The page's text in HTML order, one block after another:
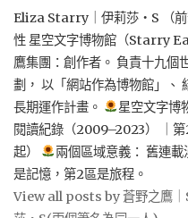
Eliza Starry｜伊莉莎・S （
性 星空文字博物館（Starry
鷹集團：創作者。 負責十九
劃， 以「網站作為博物館」、
長期運作計畫。
星空文字博
閱讀紀錄（2009–2023） ｜
起）
兩個區域意義： 舊連
是記憶，第2區是旅程。
View all posts by 蒼野之鷹